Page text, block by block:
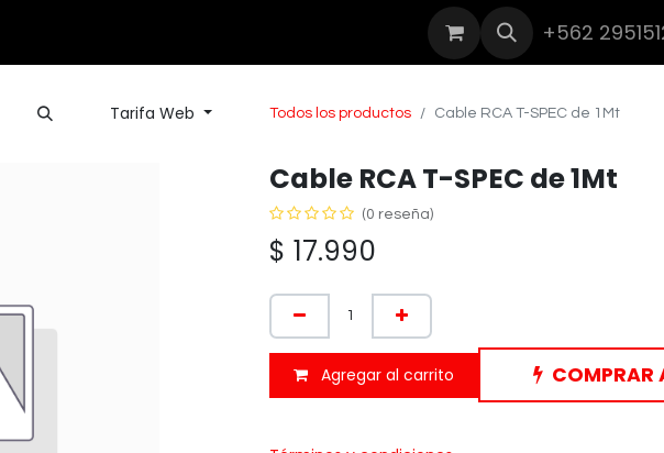
Nuestras Marcas BLOG
+562
Tarifa Web Todos los productos Cable RCA T-SPEC de 1Mt
Cable RCA T-SPEC de 1Mt
(0 reseña)
$ 17.990
Agregar al carrito COMPRAR